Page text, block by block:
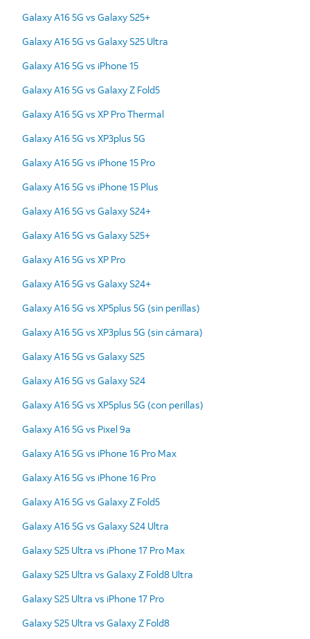
Galaxy A16 5G vs Galaxy S25+
Galaxy A16 5G vs Galaxy S25 Ultra
Galaxy A16 5G vs iPhone 15
Galaxy A16 5G vs Galaxy Z Fold5
Galaxy A16 5G vs XP Pro Thermal
Galaxy A16 5G vs XP3plus 5G
Galaxy A16 5G vs iPhone 15 Pro
Galaxy A16 5G vs iPhone 15 Plus
Galaxy A16 5G vs Galaxy S24+
Galaxy A16 5G vs Galaxy S25+
Galaxy A16 5G vs XP Pro
Galaxy A16 5G vs Galaxy S24+
Galaxy A16 5G vs XP5plus 5G (sin perillas)
Galaxy A16 5G vs XP3plus 5G (sin cámara)
Galaxy A16 5G vs Galaxy S25
Galaxy A16 5G vs Galaxy S24
Galaxy A16 5G vs XP5plus 5G (con perillas)
Galaxy A16 5G vs Pixel 9a
Galaxy A16 5G vs iPhone 16 Pro Max
Galaxy A16 5G vs iPhone 16 Pro
Galaxy A16 5G vs Galaxy Z Fold5
Galaxy A16 5G vs Galaxy S24 Ultra
Galaxy S25 Ultra vs iPhone 17 Pro Max
Galaxy S25 Ultra vs Galaxy Z Fold8 Ultra
Galaxy S25 Ultra vs iPhone 17 Pro
Galaxy S25 Ultra vs Galaxy Z Fold8